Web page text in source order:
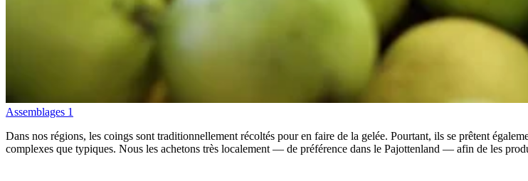
Assemblages 1
Dans nos régions, les coings sont traditionnellement récoltés pour en faire de la gelée. Pourtant, ils se prêtent
complexes que typiques. Nous les achetons très localement — de préférence dans le Pajottenland — afin de les